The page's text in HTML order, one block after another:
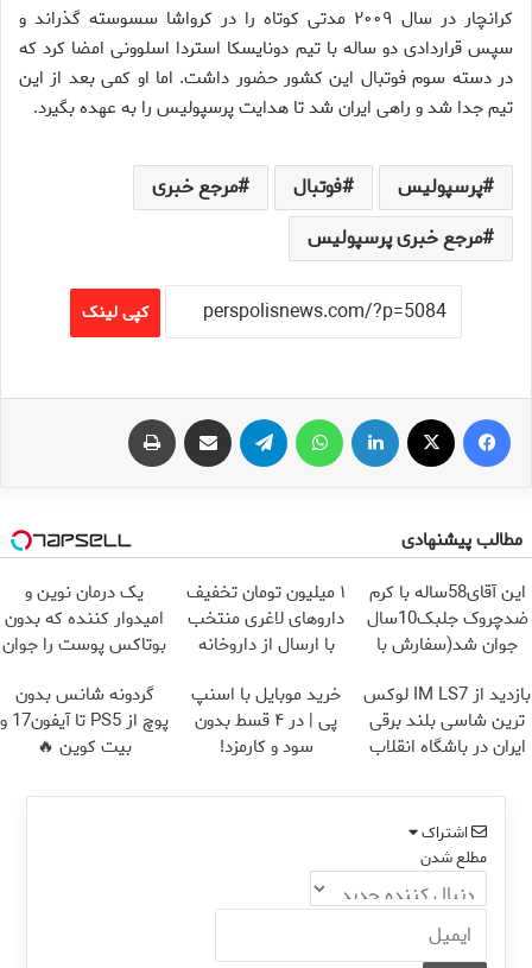
کرانچار در سال ۲۰۰۹ مدتی کوتاه را در کرواشا سسوسته گذراند و
سپس قراردادی دو ساله با تیم دونایسکا استردا اسلوونی امضا کرد که
در دسته سوم فوتبال این کشور حضور داشت. اما او کمی بعد از این
تیم جدا شد و راهی ایران شد تا هدایت پرسپولیس را به عهده بگیرد.
پرسپولیس فوتبال
مرجع خبری
مرجع خبری پرسپولیس
کپی لینک
فیس بوک لینکدین تلگرام اشتراک گذاری از طریق ایمیل
مطالب پیشنهادی
این آقای58ساله با کرم
ضدچروک جلبک10سال
جوان شد(سفارش با
۱ میلیون تومان تخفیف
داروهای لاغری منتخب
با ارسال از داروخانه
یک درمان نوین و
امیدوار کننده که بدون
بوتاکس پوست را جوان
بازدید از IM LS7 لوکس
ترین شاسی بلند برقی
ایران در باشگاه انقلاب
خرید موبایل با اسنپ
پی | در ۴ قسط بدون
سود و کارمزد!
گردونه شانس بدون
پوچ از PS5 تا آیفون17 و
بیت کوین 🔥
اشتراک
مطلع شدن